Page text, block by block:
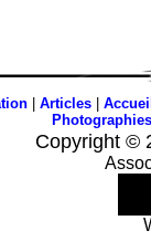
| Articles|
Photographies
Copyright ©